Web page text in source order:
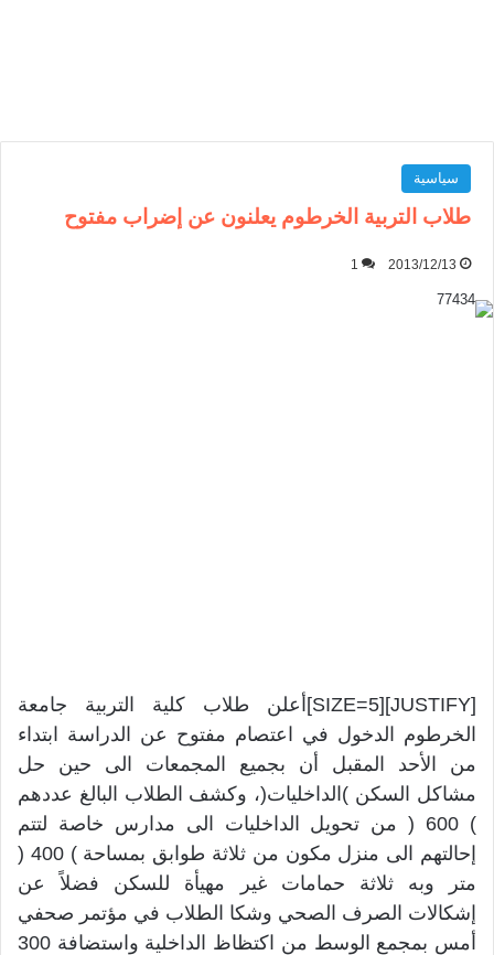
سياسية
طلاب التربية الخرطوم يعلنون عن إضراب مفتوح
2013/12/13
1
[JUSTIFY][SIZE=5]أعلن طلاب كلية التربية جامعة
الخرطوم الدخول في اعتصام مفتوح عن الدراسة ابتداء
من الأحد المقبل أن بجميع المجمعات الى حين حل
مشاكل السكن )الداخليات(، وكشف الطلاب البالغ عددهم
) 600 ( من تحويل الداخليات الى مدارس خاصة لتتم
إحالتهم الى منزل مكون من ثلاثة طوابق بمساحة ) 400 (
متر وبه ثلاثة حمامات غير مهيأة للسكن فضلاً عن
إشكالات الصرف الصحي وشكا الطلاب في مؤتمر صحفي
أمس بمجمع الوسط من اكتظاظ الداخلية واستضافة 300